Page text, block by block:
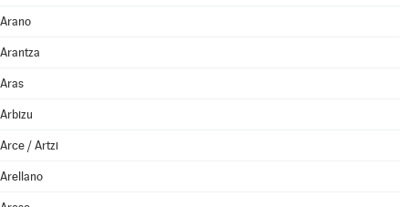
Arano
Arantza
Aras
Arbizu
Arce / Artzi
Arellano